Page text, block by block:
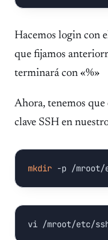
Hacemos login con
que fijamos
terminará con «%»
Ahora, tenemos
clave SSH en
mkdir -p /mroot/
vi /mroot/etc/